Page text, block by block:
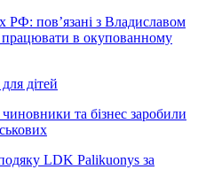
РФ: пов’язані з Владиславом
працювати в окупованному
дітей
та бізнес заробили
LDK Palikuonys за